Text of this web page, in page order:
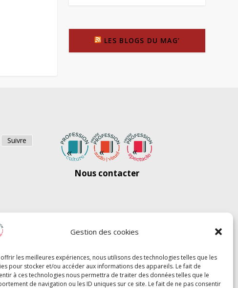
Gestion des cookies
les meilleures expériences, nous utilisons des technologies telles que les
pour stocker et/ou accéder aux informations des appareils. Le fait de
à ces technologies nous permettra de traiter des données telles que le
de navigation ou les ID uniques sur ce site. Le fait de ne pas consentir
LES BLOGS DU MAG’
Suivre
Nous contacter